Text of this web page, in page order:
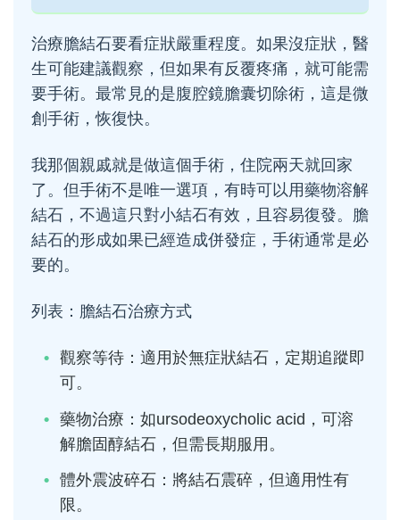
治療膽結石要看症狀嚴重程度。如果沒症狀，醫
生可能建議觀察，但如果有反覆疼痛，就可能需
要手術。最常見的是腹腔鏡膽囊切除術，這是微
創手術，恢復快。
我那個親戚就是做這個手術，住院兩天就回家
了。但手術不是唯一選項，有時可以用藥物溶解
結石，不過這只對小結石有效，且容易復發。膽
結石的形成如果已經造成併發症，手術通常是必
要的。
列表：膽結石治療方式
觀察等待：適用於無症狀結石，定期追蹤即
可。
藥物治療：如ursodeoxycholic acid，可溶
解膽固醇結石，但需長期服用。
體外震波碎石：將結石震碎，但適用性有
限。